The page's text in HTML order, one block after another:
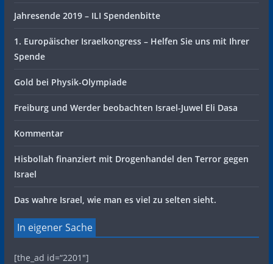
Jahresende 2019 – ILI Spendenbitte
1. Europäischer Israelkongress – Helfen Sie uns mit Ihrer
Spende
Gold bei Physik-Olympiade
Freiburg und Werder beobachten Israel-Juwel Eli Dasa
Kommentar
Hisbollah finanziert mit Drogenhandel den Terror gegen
Israel
Das wahre Israel, wie man es viel zu selten sieht.
In eigener Sache
[the_ad id=“2201″]